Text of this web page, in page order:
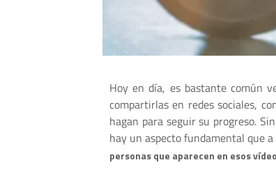
Hoy en día, es bastante común
compartirlas en redes sociales,
hagan para seguir su progreso.
hay un aspecto fundamental que
personas que aparecen en esos